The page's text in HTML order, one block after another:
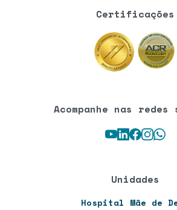
Certificações
Acompanhe nas
Youtube
LinkedIn
Facebook
Instagram
Unidades
Hospital Mãe de